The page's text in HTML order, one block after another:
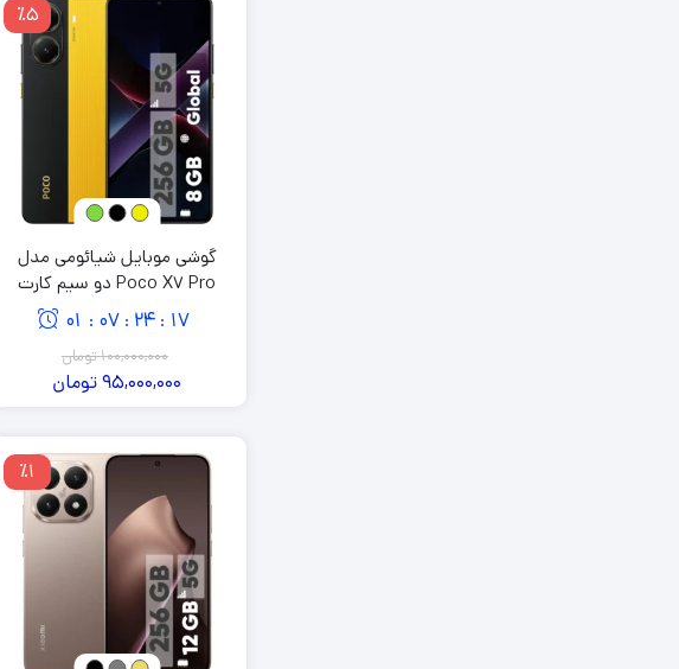
٪5
گوشی موبایل شیائومی مدل
Poco X7 Pro دو سیم کارت
گیگابایت
16
:
24
:
07
:
01
100,000,000تومان
95,000,000تومان
٪1